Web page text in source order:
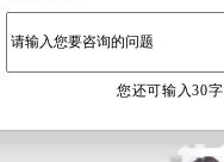
您还可输入30字